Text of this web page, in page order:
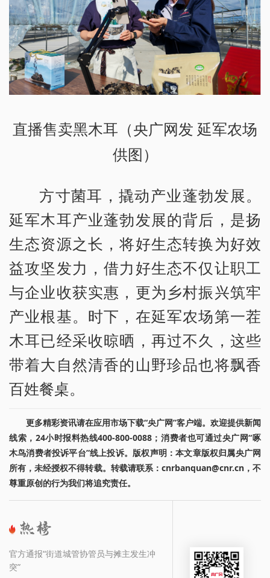
直播售卖黑木耳（央广网发 延军农场
供图）
方寸菌耳，撬动产业蓬勃发展。
延军木耳产业蓬勃发展的背后，是扬
生态资源之长，将好生态转换为好效
益攻坚发力，借力好生态不仅让职工
与企业收获实惠，更为乡村振兴筑牢
产业根基。时下，在延军农场第一茬
木耳已经采收晾晒，再过不久，这些
带着大自然清香的山野珍品也将飘香
百姓餐桌。
更多精彩资讯请在应用市场下载“央广网”客户端。欢迎提供新闻
线索，24小时报料热线400-800-0088；消费者也可通过央广网“啄
木鸟消费者投诉平台”线上投诉。版权声明：本文章版权归属央广网
所有，未经授权不得转载。转载请联系：cnrbanquan@cnr.cn，不
尊重原创的行为我们将追究责任。
官方通报“街道城管协管员与摊主发生冲
突”